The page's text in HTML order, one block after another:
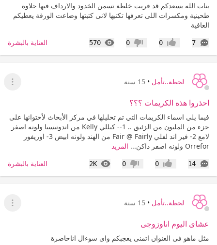
بنات الله يسعدكم قد قريت خلطة تسمن الخدود والارداف فيها حلاوة
طحينية ومكسرات اللى تعرفها تكتبها لانى كتبتها وضاعت الورقة يعطيكم
العافية
7
التعليقات إعجاب0 عدم إعجاب
0
570
المشاهدات العناية بالبشرة
لحظة..تأمل • 15 سنة
عرض
احذروا هذه الكريمات ؟؟؟
فيما يلي اسماء الكريمات التي تم تحليلها في مركز الأبحاث لأحتوائها على
جزء من المليون من الزئبق .. 1-- كيللي Kelly من اندونيسيا ولونه اصفر
لامع 2- فير اند لفلي Fair @ Fairly من الهند ولونه ابيض 3- اوريفور
Orrefor ولونه اصفر داكن...
المزيد
14
التعليقات إعجاب0 عدم إعجاب
0
2K
المشاهدات العناية بالبشرة
لحظة..تأمل • 15 سنة
عرض
عشاى اليوم اناوزوجى
مثل ماهو فى العنوان اتمنى يعجبكم واى سوءال اناحاضرة